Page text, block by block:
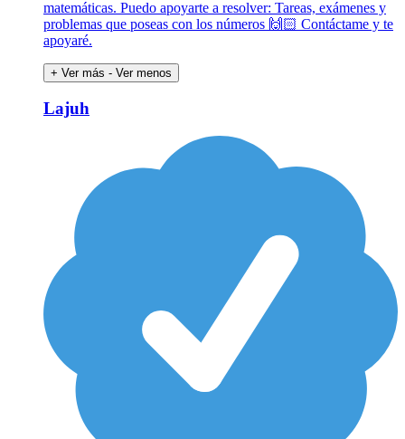
matemáticas. Puedo apoyarte a resolver: Tareas, exámenes y
problemas que poseas con los números 🙌🏻 Contáctame y te
apoyaré.
+ Ver más - Ver menos
Lajuh